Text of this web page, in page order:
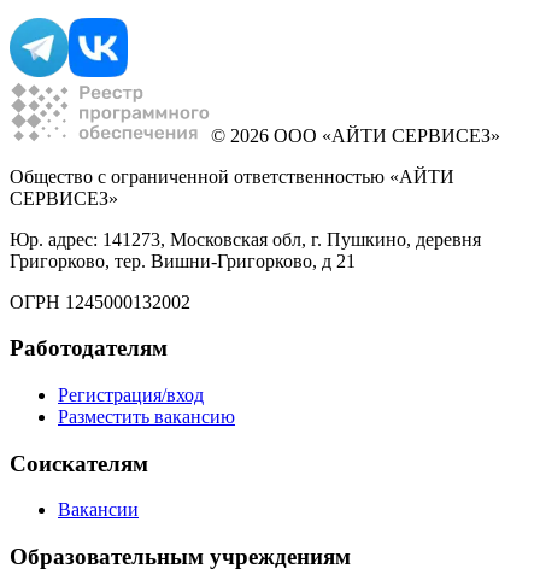
© 2026 ООО «АЙТИ СЕРВИСЕЗ»
Общество с ограниченной ответственностью «АЙТИ
СЕРВИСЕЗ»
Юр. адрес: 141273, Московская обл, г. Пушкино, деревня
Григорково, тер. Вишни-Григорково, д 21
ОГРН 1245000132002
Работодателям
Регистрация/вход
Разместить вакансию
Соискателям
Вакансии
Образовательным учреждениям